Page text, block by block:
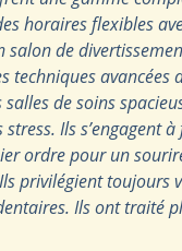
horaires flexibles
salon de
techniques avancées
de soins
stress. Ils s’engagent
ordre pour un
privilégient toujours
Ils ont traité